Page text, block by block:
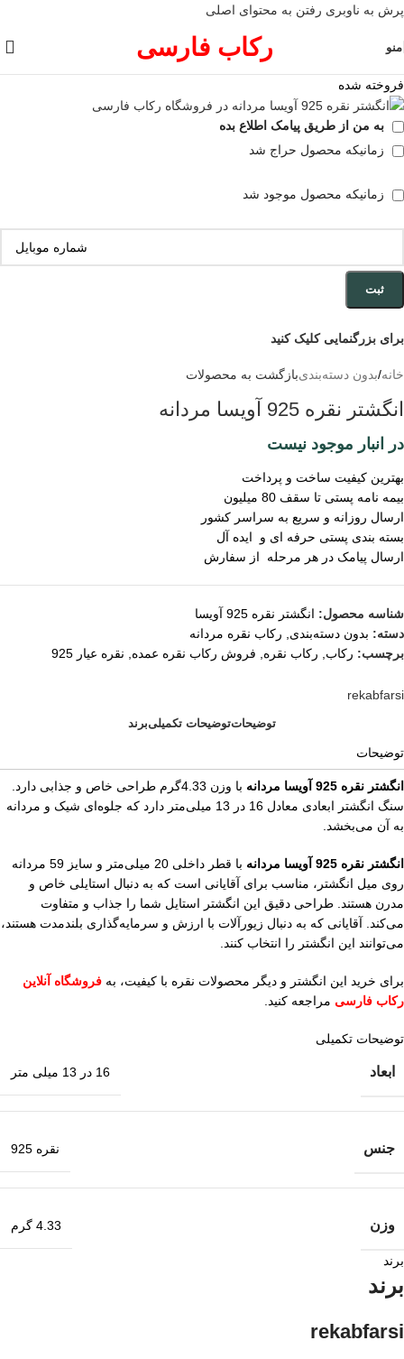
پرش به ناوبری رفتن به محتوای اصلی
منو رکاب فارسی
فروخته شده
به من از طریق پیامک اطلاع بده
زمانیکه محصول حراج شد
زمانیکه محصول موجود شد
ثبت
برای بزرگنمایی کلیک کنید
خانه/بدون دسته‌بندیبازگشت به محصولات
انگشتر نقره 925 آویسا مردانه
در انبار موجود نیست
بهترین کیفیت ساخت و پرداخت
بیمه نامه پستی تا سقف 80 میلیون
ارسال روزانه و سریع به سراسر کشور
بسته بندی پستی حرفه ای و ایده آل
ارسال پیامک در هر مرحله از سفارش
شناسه محصول: انگشتر نقره 925 آویسا
دسته: بدون دسته‌بندی, رکاب نقره مردانه
برچسب: رکاب, رکاب نقره, فروش رکاب نقره عمده, نقره عیار 925
rekabfarsi
توضیحاتتوضیحات تکمیلیبرند
توضیحات
انگشتر نقره 925 آویسا مردانه
با وزن 4.33گرم طراحی خاص و جذابی دارد.
سنگ انگشتر ابعادی معادل 16 در 13 میلی‌متر دارد که جلوه‌ای شیک و مردانه
به آن می‌بخشد.
انگشتر نقره 925 آویسا مردانه
با قطر داخلی 20 میلی‌متر و سایز 59 مردانه
روی میل انگشتر، مناسب برای آقایانی است که به دنبال استایلی خاص و
مدرن هستند. طراحی دقیق این انگشتر استایل شما را جذاب و متفاوت
می‌کند. آقایانی که به دنبال زیورآلات با ارزش و سرمایه‌گذاری بلندمدت هستند،
می‌توانند این انگشتر را انتخاب کنند.
برای خرید این انگشتر و دیگر محصولات نقره با کیفیت، به فروشگاه آنلاین
رکاب فارسی مراجعه کنید.
توضیحات تکمیلی
ابعاد 16 در 13 میلی متر
جنس نقره 925
وزن 4.33 گرم
برند
برند
rekabfarsi